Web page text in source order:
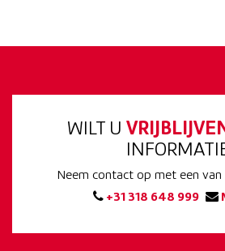
WILT U
Neem contact op met een van
+31 318 648 999